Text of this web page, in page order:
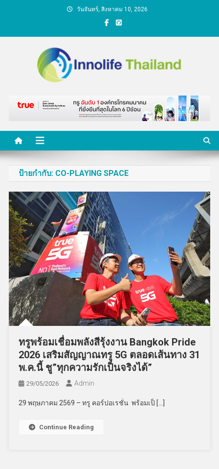
วันจันทร์, สิงหาคม 10, 2026
คนกับความคิด ชีวิตกับ
นวัตกรรม
ป้ายกำกับ: CO-PLAYING SPACE
ทรูพร้อมเชื่อมพลังสีรุ้งงาน Bangkok Pride
2026 เสริมสัญญาณทรู 5G ตลอดเส้นทาง 31
พ.ค.นี้ ชู”ทุกความรักเป็นจริงได้”
29/05/2026 Admin
29 พฤษภาคม 2569 – ทรู คอร์ปอเรชั่น พร้อมเป็ […]
Continue Reading